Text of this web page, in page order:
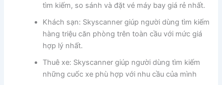
tìm kiếm, so sánh và đặt vé máy bay giá rẻ nhất.
Khách sạn: Skyscanner giúp người dùng tìm kiếm
hàng triệu căn phòng trên toàn cầu với mức giá
hợp lý nhất.
Thuê xe: Skyscanner giúp người dùng tìm kiếm
những cuốc xe phù hợp với nhu cầu của mình